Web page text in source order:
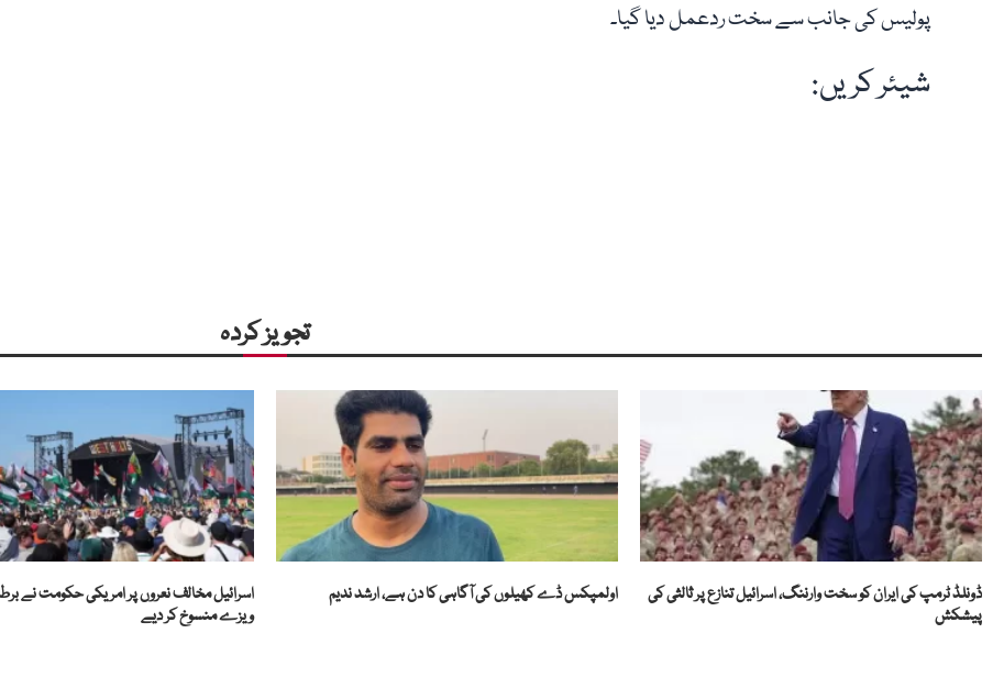
پولیس کی جانب سے سخت ردعمل دیا گیا۔
شیئر کریں:
تجویز کردہ
ڈونلڈ ٹرمپ کی ایران کو سخت وارننگ، اسرائیل تنازع پر ثالثی کی
پیشکش
اولمپکس ڈے کھیلوں کی آگاہی کا دن ہے، ارشد ندیم
اسرائیل مخالف نعروں پر امریکی حکومت نے
ویزے منسوخ کر دیے